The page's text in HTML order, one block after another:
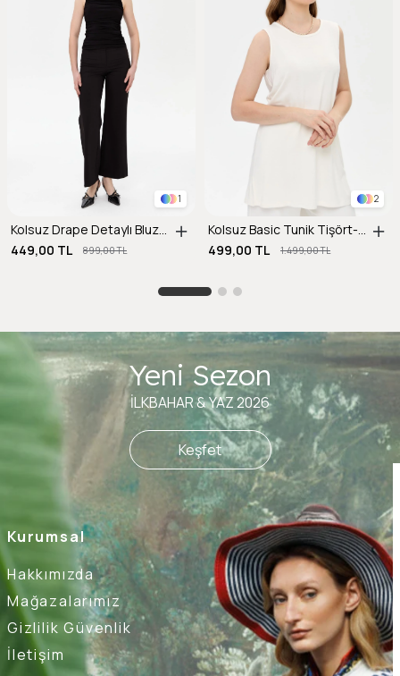
1
Kolsuz Drape Detaylı Bluz-SİYAH
449,00 TL
899,00 TL
2
Kolsuz Basic Tunik Tişört-KEMIK
499,00 TL
1.499,00 TL
Kurumsal
Hakkımızda
Mağazalarımız
Gizlilik Güvenlik
İletişim
Yeni Sezon
İLKBAHAR & YAZ 2026
Keşfet